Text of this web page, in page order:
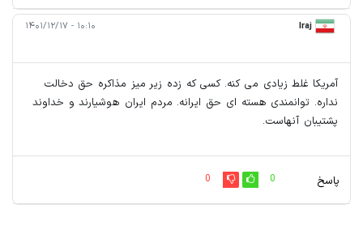
Iraj ۱۰:۱۰ - ۱۴۰۱/۱۲/۱۷
آمریکا غلط زیادی می کنه. کسی که زده زیر میز مذاکره حق دخالت
نداره. توانمندی هسته ای حق ایرانه. مردم ایران هوشیارند و خداوند
پشتیبان آنهاست.
پاسخ 0
0